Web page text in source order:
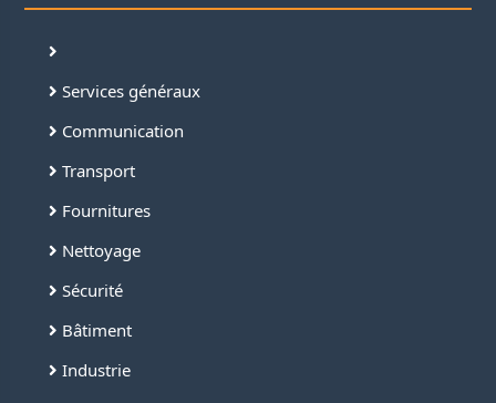
Services généraux
Communication
Transport
Fournitures
Nettoyage
Sécurité
Bâtiment
Industrie